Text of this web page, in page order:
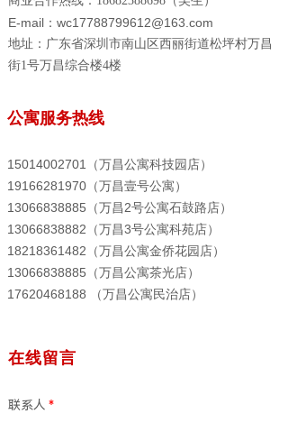
E-mail：wc17788799612@163.com
地址：广东省深圳市南山区西丽街道松坪村万昌
街1号万昌综合楼4楼
公寓服务热线
15014002701（万昌公寓科技园店）
19166281970（万昌壹号公寓）
13066838885（万昌2号公寓石鼓路店）
13066838882（万昌3号公寓科苑店）
18218361482（万昌公寓金侨花园店）
13066838885（万昌公寓茶光店）
17620468188 （万昌公寓民治店）
在线留言
联系人 *